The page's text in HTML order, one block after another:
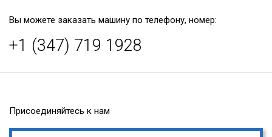
Вы можете заказать машину по телефону, номер:
+1 (347) 719 1928
Присоединяйтесь к нам